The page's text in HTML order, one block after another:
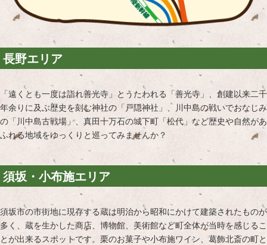
長野エリア
「遠くとも一度は詣れ善光寺」とうたわれる「善光寺」、創建以来二千
年余りに及ぶ歴史を刻む神社の「戸隠神社」、川中島の戦いでおなじみ
の「川中島古戦場」、真田十万石の城下町「松代」など歴史や自然があ
ふれる地域をゆっくりと巡ってみませんか？
須坂・小布施エリア
須坂市の市街地に現存する蔵は明治から昭和にかけて建築されたものが
多く、蔵を生かした商店、博物館、美術館など町全体が当時を感じるこ
とが出来るスポットです。栗のお菓子や小布施ワイン、葛飾北斎の町と